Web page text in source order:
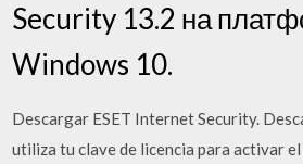
Security 13.2 на
Windows 10.
Descargar ESET Internet Security.
utiliza tu clave de licencia para activar